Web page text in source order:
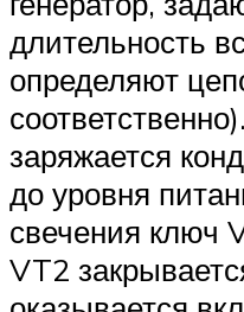
длительность
определяют
заряжается
до уровня
свечения ключ
VT2